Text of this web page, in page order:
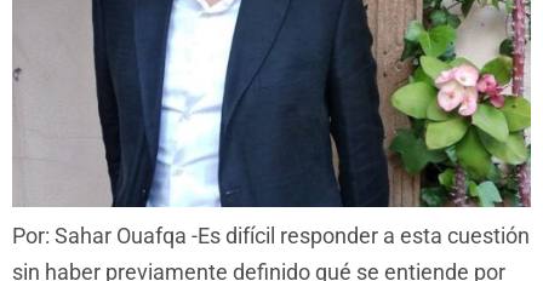
Por: Sahar Ouafqa -Es difícil responder a esta cuestión
sin haber previamente definido qué se entiende por